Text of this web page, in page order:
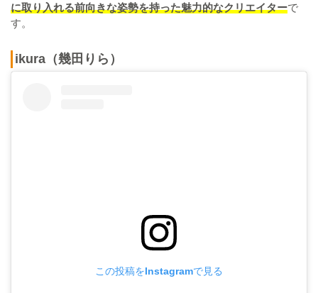
に取り入れる前向きな姿勢を持った魅力的なクリエイターで
す。
ikura（幾田りら）
この投稿をInstagramで見る